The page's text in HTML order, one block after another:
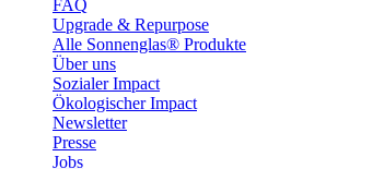
FAQ
Upgrade & Repurpose
Alle Sonnenglas® Produkte
Über uns
Sozialer Impact
Ökologischer Impact
Newsletter
Presse
Jobs